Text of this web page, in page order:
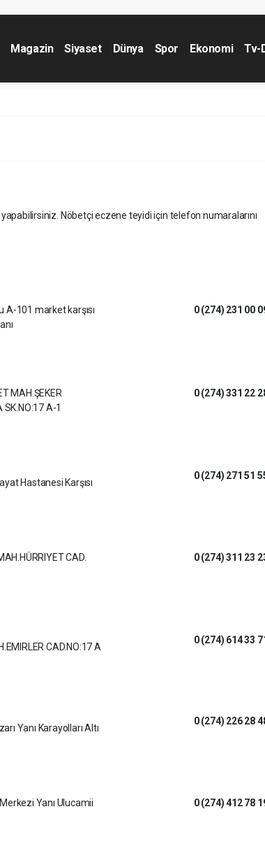
Magazin Siyaset Dünya Spor Ekonomi Tv-
Nöbetçi eczene teyidi için telefon numaralarını
A-101 market karşısı
0 (274) 231 00
MAH.ŞEKER
SK.NO:17 A-1
0 (274) 331 22
Hastanesi Karşısı
0 (274) 271 51
CAD.
0 (274) 311 23
CAD.NO:17 A
0 (274) 614 33
Yanı Karayolları Altı
0 (274) 226 28
Yanı Ulucamii
0 (274) 412 78